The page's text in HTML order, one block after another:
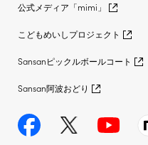
公式メディア「mimi」
こどもめいしプロジェクト
Sansanピックルボールコート
Sansan阿波おどり